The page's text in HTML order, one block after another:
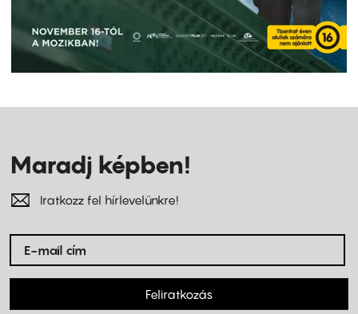
Maradj képben!
Iratkozz fel hírlevelünkre!
Feliratkozás